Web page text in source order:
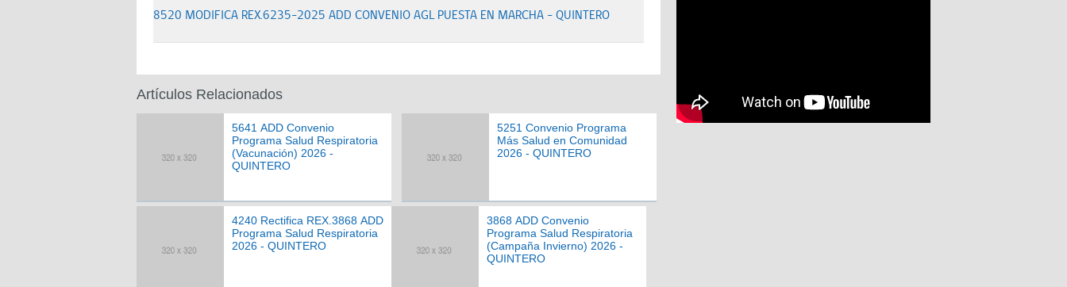
8520 MODIFICA REX.6235-2025 ADD CONVENIO AGL PUESTA EN MARCHA - QUINTERO
Artículos Relacionados
5641 ADD Convenio
Programa Salud Respiratoria
(Vacunación) 2026 -
QUINTERO
5251 Convenio Programa
Más Salud en Comunidad
2026 - QUINTERO
4240 Rectifica REX.3868 ADD
Programa Salud Respiratoria
2026 - QUINTERO
3868 ADD Convenio
Programa Salud Respiratoria
(Campaña Invierno) 2026 -
QUINTERO